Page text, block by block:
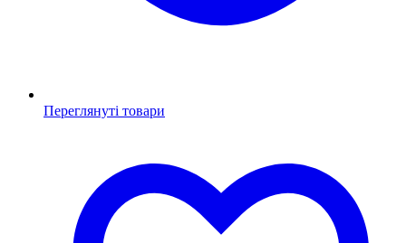
Переглянуті товари